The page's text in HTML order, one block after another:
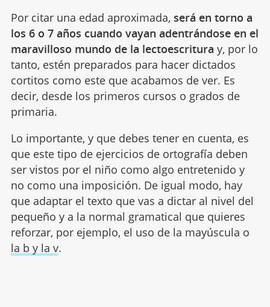
Por citar una edad aproximada, será en torno a
los 6 o 7 años cuando vayan adentrándose en el
maravilloso mundo de la lectoescritura y, por lo
tanto, estén preparados para hacer dictados
cortitos como este que acabamos de ver. Es
decir, desde los primeros cursos o grados de
primaria.
Lo importante, y que debes tener en cuenta, es
que este tipo de ejercicios de ortografía deben
ser vistos por el niño como algo entretenido y
no como una imposición. De igual modo, hay
que adaptar el texto que vas a dictar al nivel del
pequeño y a la normal gramatical que quieres
reforzar, por ejemplo, el uso de la mayúscula o
la b y la v.